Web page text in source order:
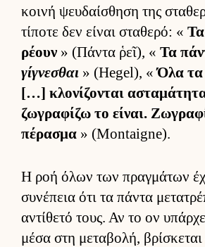
κοινή ψευ­δαί­σθηση της
τίποτε δεν εί­ναι σταθερό: «
ρέουν » (Πάντα ῥεῖ), « Τα
γίγνεσθαι » (Hegel), «Όλα
[…] κλονίζονται
ζωγραφίζω το εί­ναι.
πέρασμα » (Montaigne).
Η ροή όλων των πραγ­μάτων
συνέπεια ότι τα πάντα
αντίθετό τους. Αν το ον
μέσα στη μεταβολή,